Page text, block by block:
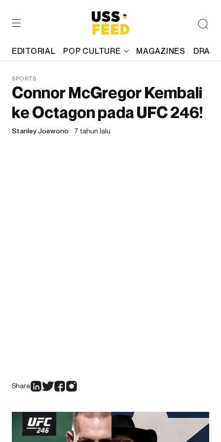
EDITORIAL POP CULTURE MAGAZINES
SPORTS
Connor McGregor Kembali
ke Octagon pada UFC 246!
Stanley Joewono 7 tahun lalu
Share